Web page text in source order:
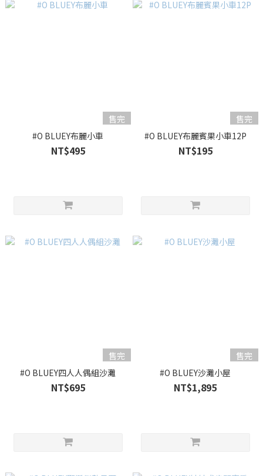
售完
#O BLUEY布麗小車
NT$495
售完
#O BLUEY布麗賓果小車12P
NT$195
售完
#O BLUEY四人人偶組沙灘
NT$695
售完
#O BLUEY沙灘小屋
NT$1,895